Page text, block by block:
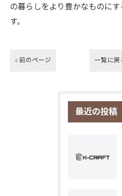
の暮らしをより豊かなものに
す。
< 前のページ 一覧に戻
最近の投稿